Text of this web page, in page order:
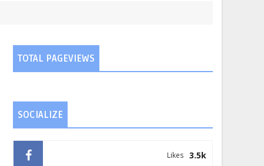
TOTAL PAGEVIEWS
SOCIALIZE
3.5k
Likes